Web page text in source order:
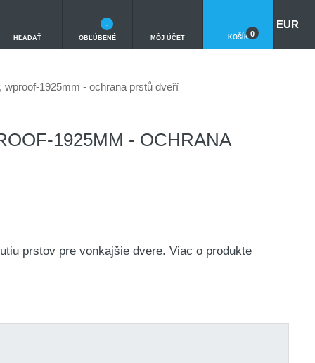
HĽADAŤ OBĽÚBENÉ
-
MÔJ ÚČET KOŠÍK 0
EUR
wproof-1925mm - ochrana prstů dveří
1925MM - OCHRANA
prstov pre vonkajšie dvere. Viac o produkte